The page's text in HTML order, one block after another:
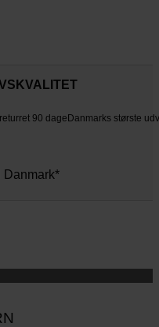
90 dage Danmarks største
Danmark*